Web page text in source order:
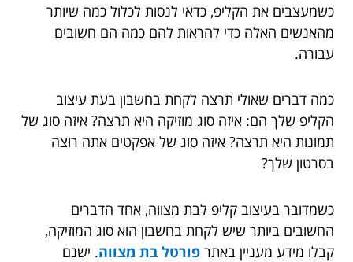
כשמעצבים את הקליפ, כדאי לנסות לכלול כמה שיותר
מהאנשים האלה כדי להראות להם כמה הם חשובים
עבורה.
כמה דברים שאולי תרצה לקחת בחשבון בעת עיצוב
הקליפ שלך הם: איזה סוג מוזיקה היא תרצה? איזה סוג של
תמונות היא תרצה? איזה סוג של אפקטים אתה רוצה
בסרטון שלך?
כשמדובר בעיצוב קליפ לבת מצווה, אחד הדברים
החשובים ביותר שיש לקחת בחשבון הוא סוג המוזיקה,
קבלו מידע מעניין באתר פורטל בת מצווה. ישנם